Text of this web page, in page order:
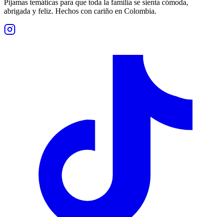
Pijamas temáticas para que toda la familia se sienta cómoda,
abrigada y feliz. Hechos con cariño en Colombia.